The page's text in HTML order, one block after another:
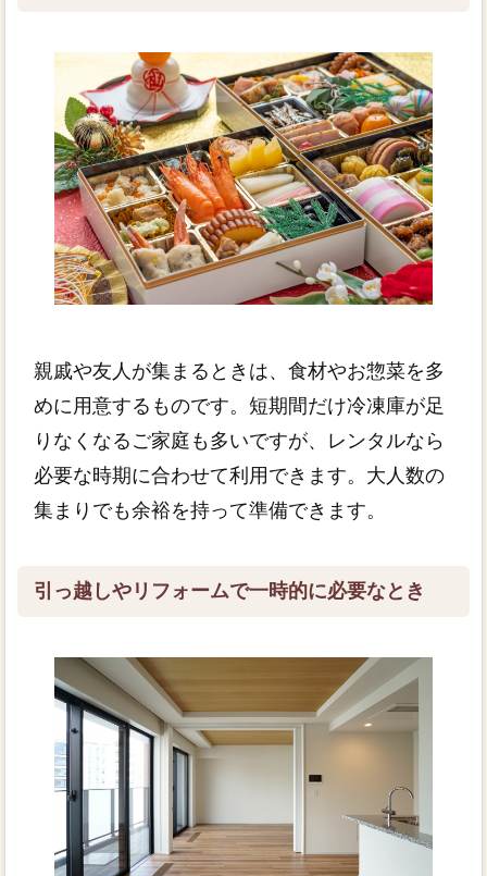
親戚や友人が集まるときは、食材やお惣菜を多
めに用意するものです。短期間だけ冷凍庫が足
りなくなるご家庭も多いですが、レンタルなら
必要な時期に合わせて利用できます。大人数の
集まりでも余裕を持って準備できます。
引っ越しやリフォームで一時的に必要なとき